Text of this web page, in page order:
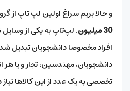
و حالا بریم سراغ اولین لپ تاپ از
30 میلیون
. لپ‌تاپ به یکی از
افراد مخصوصا دانشجویان تبدیل
دانشجویان، مهندسین، تجار و یا هر
تخصصی به یک عدد از این کالاها نیاز